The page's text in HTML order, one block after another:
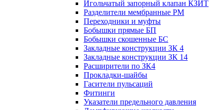
Игольчатый запорный клапан КЗИТ
Разделители мембранные РМ
Переходники и муфты
Бобышки прямые БП
Бобышки скошенные БС
Закладные конструкции ЗК 4
Закладные конструкции ЗК 14
Расширители по ЗК4
Прокладки-шайбы
Гасители пульсаций
Фитинги
Указатели предельного давления